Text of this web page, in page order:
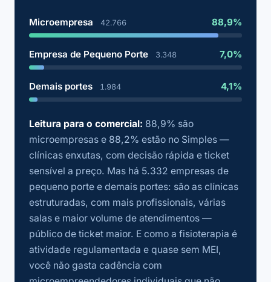
Microempresa 42.766 88,9%
Empresa de Pequeno Porte 3.348 7,0%
Demais portes 1.984 4,1%
Leitura para o comercial: 88,9% são
microempresas e 88,2% estão no Simples —
clínicas enxutas, com decisão rápida e ticket
sensível a preço. Mas há 5.332 empresas de
pequeno porte e demais portes: são as clínicas
estruturadas, com mais profissionais, várias
salas e maior volume de atendimentos —
público de ticket maior. E como a fisioterapia é
atividade regulamentada e quase sem MEI,
você não gasta cadência com